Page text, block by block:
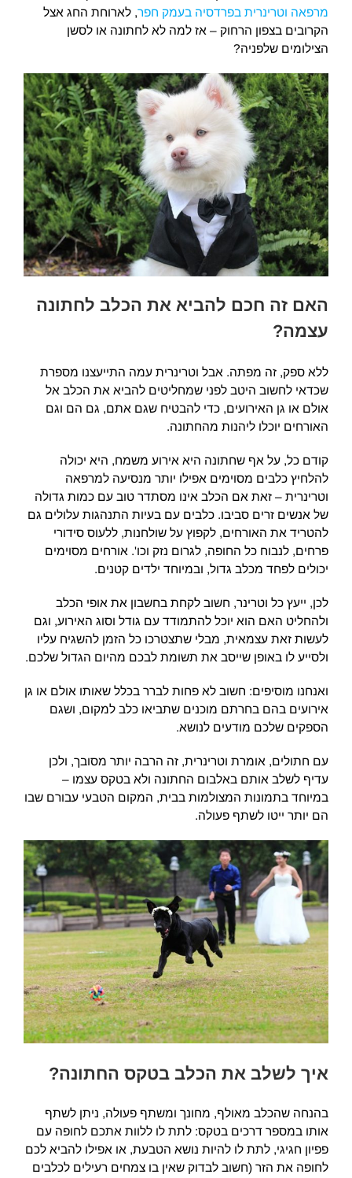
מרפאה וטרינרית בפרדסיה בעמק חפר, לארוחת החג אצל
הקרובים בצפון הרחוק – אז למה לא לחתונה או לסשן
הצילומים שלפניה?
האם זה חכם להביא את הכלב לחתונה
עצמה?
ללא ספק, זה מפתה. אבל וטרינרית עמה התייעצנו מספרת
שכדאי לחשוב היטב לפני שמחליטים להביא את הכלב אל
אולם או גן האירועים, כדי להבטיח שגם אתם, גם הם וגם
האורחים יוכלו ליהנות מהחתונה.
קודם כל, על אף שחתונה היא אירוע משמח, היא יכולה
להלחיץ כלבים מסוימים אפילו יותר מנסיעה למרפאה
וטרינרית – זאת אם הכלב אינו מסתדר טוב עם כמות גדולה
של אנשים זרים סביבו. כלבים עם בעיות התנהגות עלולים גם
להטריד את האורחים, לקפוץ על שולחנות, ללעוס סידורי
פרחים, לנבוח כל החופה, לגרום נזק וכו'. אורחים מסוימים
יכולים לפחד מכלב גדול, ובמיוחד ילדים קטנים.
לכן, ייעץ כל וטרינר, חשוב לקחת בחשבון את אופי הכלב
ולהחליט האם הוא יוכל להתמודד עם גודל וסוג האירוע, וגם
לעשות זאת עצמאית, מבלי שתצטרכו כל הזמן להשגיח עליו
ולסייע לו באופן שייסב את תשומת לבכם מהיום הגדול שלכם.
ואנחנו מוסיפים: חשוב לא פחות לברר בכלל שאותו אולם או גן
אירועים בהם בחרתם מוכנים שתביאו כלב למקום, ושגם
הספקים שלכם מודעים לנושא.
עם חתולים, אומרת וטרינרית, זה הרבה יותר מסובך, ולכן
עדיף לשלב אותם באלבום החתונה ולא בטקס עצמו –
במיוחד בתמונות המצולמות בבית, המקום הטבעי עבורם שבו
הם יותר ייטו לשתף פעולה.
איך לשלב את הכלב בטקס החתונה?
בהנחה שהכלב מאולף, מחונך ומשתף פעולה, ניתן לשתף
אותו במספר דרכים בטקס: לתת לו ללוות אתכם לחופה עם
פפיון חגיגי, לתת לו להיות נושא הטבעת, או אפילו להביא לכם
לחופה את הזר (חשוב לבדוק שאין בו צמחים רעילים לכלבים